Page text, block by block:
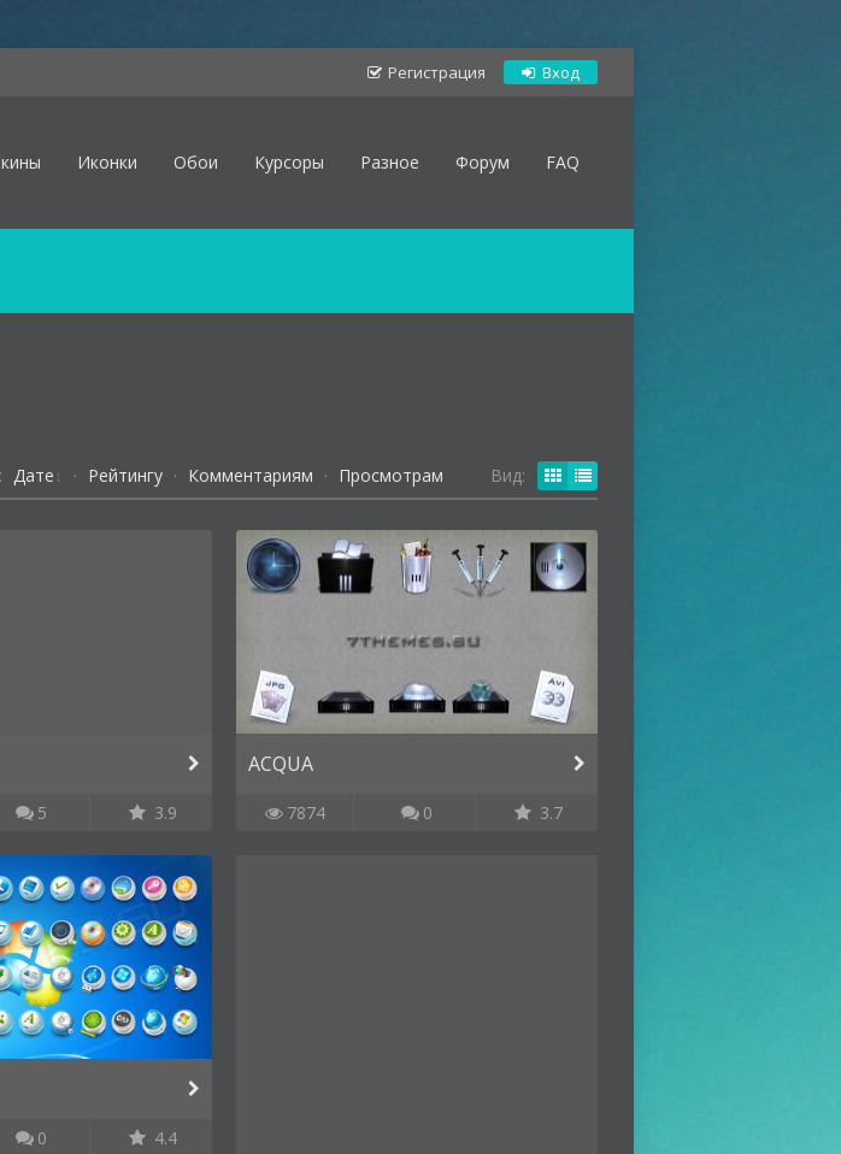
Регистрация Вход
Иконки Обои Курсоры Разное Форум FAQ
Дате · Рейтингу · Комментариям · Просмотрам Вид:
5 3.9
ACQUA
7874 0 3.7
0 4.4